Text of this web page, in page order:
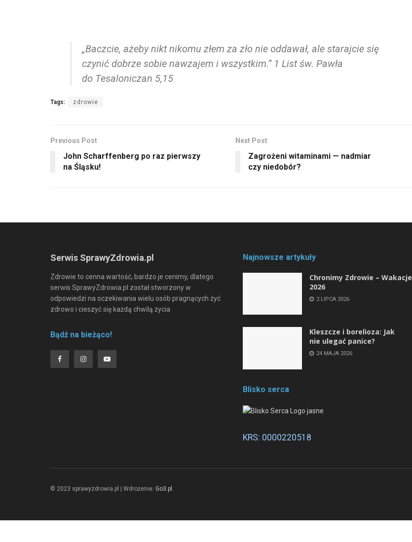
„Baczcie, ażeby nikt nikomu złem za zło nie oddawał, ale starajcie się
czynić dobrze sobie nawzajem i wszystkim.” 1 List św. Pawła
do Tesaloniczan 5,15
Tags: zdrowie
Previous Post
John Scharffenberg po raz pierwszy
na Śląsku!
Next Post
Zagrożeni witaminami — nadmiar
czy niedobór?
Serwis SprawyZdrowia.pl
Zdrowie to cenna wartość, bardzo je cenimy, dlatego
serwis SprawyZdrowia.pl został stworzony w
odpowiedzi na oczekiwania wielu osób pragnących żyć
zdrowo i cieszyć się każdą chwilą życia
Bądź na bieżąco!
Najnowsze artykuły
Chronimy Zdrowie ­– Wakacje
2026
2 LIPCA 2026
Kleszcze i borelioza: Jak
nie ulegać panice?
24 MAJA 2026
Blisko serca
KRS: 0000220518
© 2023 sprawyzdrowia.pl | Wdrożenie: Go3.pl .